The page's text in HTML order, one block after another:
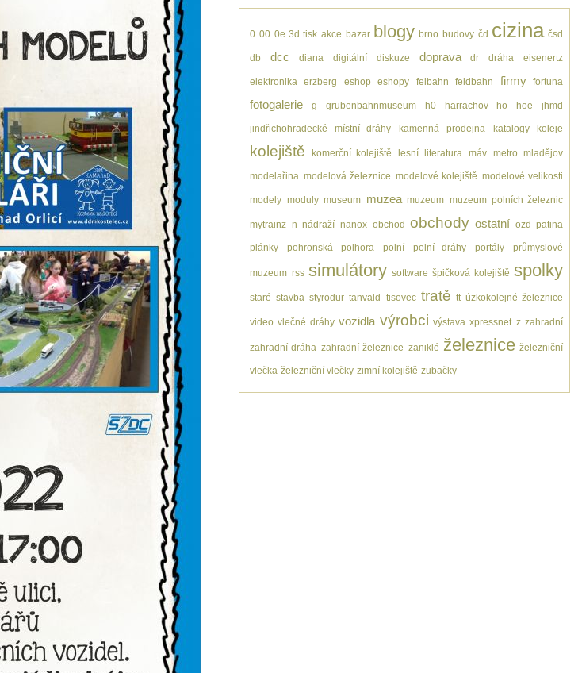
0 00 0e 3d tisk akce bazar blogy brno budovy čd cizina čsd
db dcc diana digitální diskuze doprava dr dráha eisenertz
elektronika erzberg eshop eshopy felbahn feldbahn firmy fortuna
fotogalerie g grubenbahnmuseum h0 harrachov ho hoe jhmd
jindřichohradecké místní dráhy kamenná prodejna katalogy koleje
kolejiště komerční kolejiště lesní literatura máv metro mladějov
modelařina modelová železnice modelové kolejiště modelové velikosti
modely moduly museum muzea muzeum muzeum polních železnic
mytrainz n nádraží nanox obchod obchody ostatní ozd patina
plánky pohronská polhora polní polní dráhy portály průmyslové
muzeum rss simulátory software špičková kolejiště spolky
staré stavba styrodur tanvald tisovec tratě tt úzkokolejné železnice
video vlečné dráhy vozidla výrobci výstava xpressnet z zahradní
zahradní dráha zahradní železnice zaniklé železnice železniční
vlečka železniční vlečky zimní kolejiště zubačky